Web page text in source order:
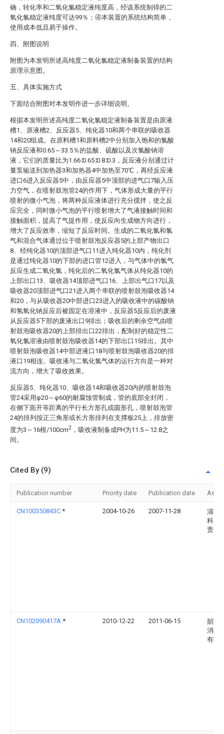
确，转化率和二氧化氯稳定液纯度高，经该系统制得的二
氧化氯稳定液纯度可达99％；④本装置的系统结构简单，
使用成本低且易于操作。
四、附图说明
附图为本发明所述高纯度二氧化氯稳定液制备装置的结构
原理示意图。
五、具体实施方式
下面结合附图对本发明作进一步详细说明。
根据本发明所述高纯度二氧化氯稳定液制备装置是由原液
槽1、原液槽2、反应器5、纯化器10和两个串联的吸收器
14和20组成。在原料槽1和原料槽2中分别加入饱和的氯酸
钠反应液和0.65～33.5％的盐酸、硫酸以及次氯酸钠溶
液，它们的质量比为1.66∶0.65∶0.8∶0.3，反应液分别通过计
量泵输送到加热器3和加热器4中加热至70℃，再经反应液
进口6进入反应器5中，由反应器5中顶部的进气口7输入压
力空气，在喷射鼓泡管24的作用下，气体形成大量的平行
喷射的微小气泡，将两种反应液体进行充分搅拌，使之反
应完全，同时微小气泡的平行喷射增大了气液接触时间和
接触面积，提高了气提作用，使反应向生成物方向进行，
增大了反应效率，缩短了反应时间。生成的二氧化氯和氯
气和混合气体通过位于喷射鼓泡反应器5的上部产物出口
8、经纯化器10的顶部进气口11进入纯化器10内，纯化剂
是通过纯化器10的下部的进口管12进入，与气体中的氯气
反应生成二氧化氯，纯化后的二氧化氯气体从纯化器10的
上部出口13、吸收器14顶部进气口16、上部出气口17以及
吸收器20顶部进气口21进入两个串联的喷射鼓泡吸收器14
和20，与从吸收器20中部进口23进入的吸收液中的碳酸钠
和氢氧化钠反应后被固定在溶液中，反应器5反应后的废液
从反应器5下部的废液出口9排出；吸收后的剩余空气由喷
射鼓泡吸收器20的上部排出口22排出，配制好的稳定性二
氧化氯溶液由喷射鼓泡吸收器14的下部出口15排出。其中
喷射鼓泡吸收器14中部进液口18与喷射鼓泡吸收器20的排
液口19相连。吸收液与二氧化氯气体的运行方向是一种对
流方向，增大了吸收效果。
反应器5、纯化器10、吸收器14和吸收器20内的喷射鼓泡
管24采用φ20～φ60的耐腐蚀管制成，管的底部全封闭，
在侧下面开等距离的平行长方形孔或圆形孔，喷射鼓泡管
24的排列按正三角形或长方形排列在支撑板25上，排放密
度为3～16根/100cm2 ，吸收液制备成PH为11.5～12.8之
间。
Cited By (9)
Publication number Priority date Publication date
CN100350843C * 2004-10-26 2007-11-28
淄博
科贸
责任
CN102090417A * 2010-12-22 2011-06-15
韶关
消毒
有限